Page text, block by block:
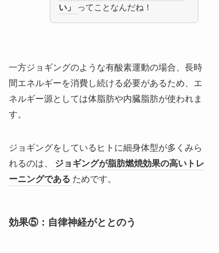
い」
ってことなんだね！
一方ジョギングのような有酸素運動の場合、長時
間エネルギーを消費し続ける必要があるため、エ
ネルギー源としては体脂肪や内臓脂肪が使われま
す。
ジョギングをしているヒトに細身体型が多くみら
れるのは、
ジョギングが脂肪燃焼効果の高いトレ
ーニングである ためです。
効果⑤：自律神経がととのう